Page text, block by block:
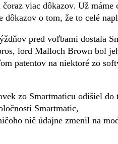
čoraz viac dôkazov. Už
dôkazov o tom, že to celé
pred voľbami dostala
lord Malloch Brown bol
patentov na niektoré zo
zo Smartmaticu odišiel
Smartmatic,
nič údajne zmenil na